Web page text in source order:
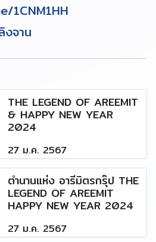
1CNM1HH
จาน
THE LEGEND OF AREEMIT
& HAPPY NEW YEAR
2024
27 ม.ค. 2567
ตำนานแห่ง อารีมิตรกรุ๊ป THE
LEGEND OF AREEMIT
HAPPY NEW YEAR 2024
27 ม.ค. 2567